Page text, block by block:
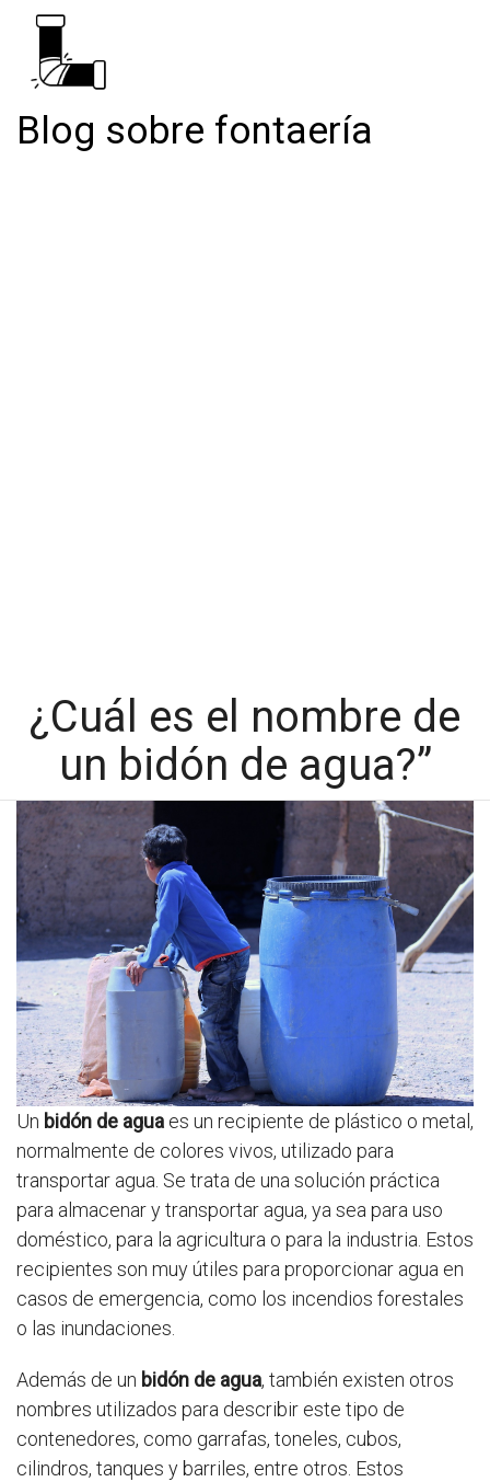
Blog sobre fontaería
¿Cuál es el nombre de
un bidón de agua?”
Un bidón de agua es un recipiente de plástico o metal,
normalmente de colores vivos, utilizado para
transportar agua. Se trata de una solución práctica
para almacenar y transportar agua, ya sea para uso
doméstico, para la agricultura o para la industria. Estos
recipientes son muy útiles para proporcionar agua en
casos de emergencia, como los incendios forestales
o las inundaciones.
Además de un bidón de agua, también existen otros
nombres utilizados para describir este tipo de
contenedores, como garrafas, toneles, cubos,
cilindros, tanques y barriles, entre otros. Estos